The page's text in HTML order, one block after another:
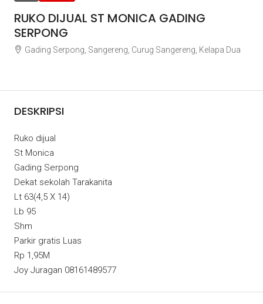
RUKO DIJUAL ST MONICA GADING
SERPONG
Gading Serpong, Sangereng, Curug Sangereng, Kelapa Dua
DESKRIPSI
Ruko dijual
St Monica
Gading Serpong
Dekat sekolah Tarakanita
Lt 63(4,5 X 14)
Lb 95
Shm
Parkir gratis Luas
Rp 1,95M
Joy Juragan 08161489577